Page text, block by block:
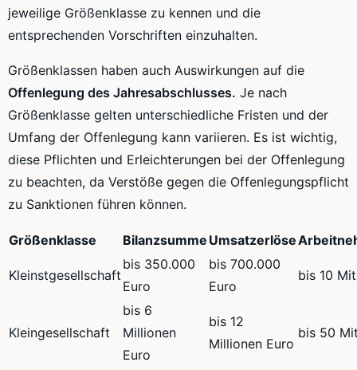
jeweilige Größenklasse zu kennen und die
entsprechenden Vorschriften einzuhalten.
Größenklassen haben auch Auswirkungen auf die
Offenlegung des Jahresabschlusses. Je nach
Größenklasse gelten unterschiedliche Fristen und der
Umfang der Offenlegung kann variieren. Es ist wichtig,
diese Pflichten und Erleichterungen bei der Offenlegung
zu beachten, da Verstöße gegen die Offenlegungspflicht
zu Sanktionen führen können.
Größenklasse Bilanzsumme Umsatzerlöse
Kleinstgesellschaft
bis 350.000
Euro
bis 700.000
Euro
bis 10
Kleingesellschaft
bis 6
Millionen
Euro
bis 12
Millionen Euro
bis 50